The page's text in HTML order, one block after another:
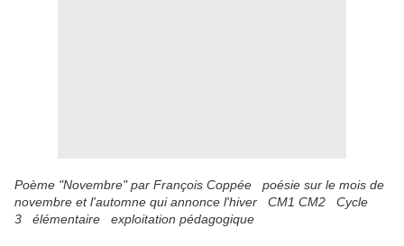
Poème "Novembre" par François Coppée poésie sur le mois de
novembre et l'automne qui annonce l'hiver CM1 CM2 Cycle
3 élémentaire exploitation pédagogique